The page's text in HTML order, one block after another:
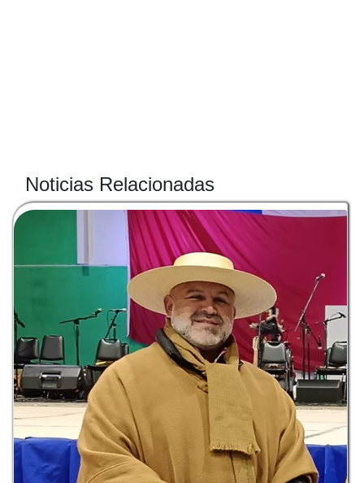
Noticias Relacionadas